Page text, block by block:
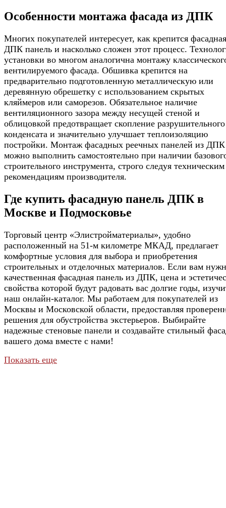
Особенности монтажа фасада из ДПК
Многих покупателей интересует, как крепится фасадная
ДПК панель и насколько сложен этот процесс.
установки во многом аналогична монтажу
вентилируемого фасада. Обшивка крепится на
предварительно подготовленную металлическую или
деревянную обрешетку с использованием скрытых
кляймеров или саморезов. Обязательное наличие
вентиляционного зазора между несущей стеной и
облицовкой предотвращает скопление разрушительного
конденсата и значительно улучшает теплоизоляцию
постройки. Монтаж фасадных реечных панелей из ДПК
можно выполнить самостоятельно при наличии
строительного инструмента, строго следуя техническим
рекомендациям производителя.
Где купить фасадную панель ДПК в
Москве и Подмосковье
Торговый центр «Элистройматериалы», удобно
расположенный на 51-м километре МКАД, предлагает
комфортные условия для выбора и приобретения
строительных и отделочных материалов. Если вам
качественная фасадная панель из ДПК, цена и
свойства которой будут радовать вас долгие годы,
наш онлайн-каталог. Мы работаем для покупателей из
Москвы и Московской области, предоставляя
решения для обустройства экстерьеров. Выбирайте
надежные стеновые панели и создавайте стильный
вашего дома вместе с нами!
Показать еще